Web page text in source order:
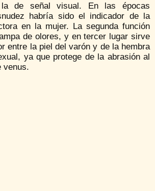
de señal visual. En las épocas
habría sido el indicador de la
en la mujer. La segunda función
de olores, y en tercer lugar sirve
entre la piel del varón y de la hembra
ya que protege de la abrasión al
venus.